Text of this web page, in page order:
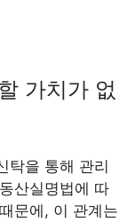
가치가 없
탁을 통해 관리
산실명법에 따
문에, 이 관계는